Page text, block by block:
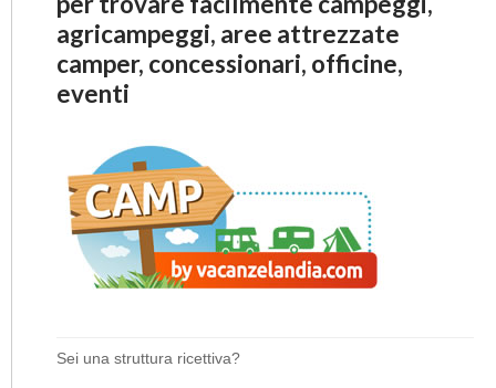
agricampeggi, aree attrezzate
camper, concessionari, officine,
eventi
Sei una struttura ricettiva?